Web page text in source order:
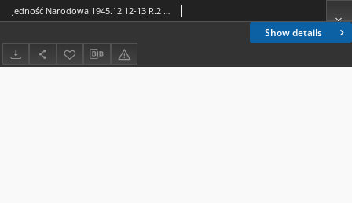
Show details
Jedność Narodowa 1945.12.12-13 R.2 nr 85